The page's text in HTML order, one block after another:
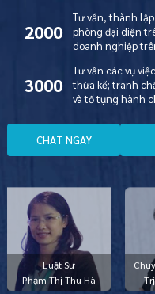
Luật Sư
Phạm Thị Thu Hà
2000
Tư vấn, thành
phòng đại diện
doanh nghiệp
3000
Tư vấn các vụ
thừa kế; tranh
và tố tụng hành
CHAT NGAY